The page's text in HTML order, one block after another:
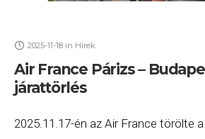
2025-11-18 in Hírek
Air France Párizs –
járattörlés
2025.11.17-én az Air France törölte